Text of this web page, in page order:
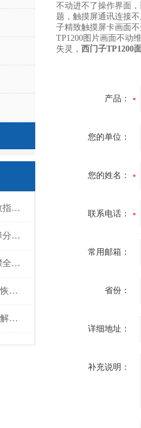
TP1200西门子触摸屏黑屏急救指南：从排查到修复的完整流程
TP1200西门子触摸屏黑屏故障分析与维修指南
TP1200西门子触摸屏校准步骤全解析
西门子人机界面卡画面维修：恢复高效交互的关键步骤
KTP1200触摸反应慢的维修与解决方案
不动进不了操作界面
题，触摸屏通讯连接
子精致触摸屏卡画面
TP1200图片画面不动
失灵， 西门子TP1200
产品：
您的单位：
您的姓名：
联系电话：
常用邮箱：
省份：
详细地址：
补充说明：